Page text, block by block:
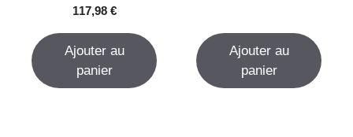
s
5
117,98 €
Ajouter au
panier
Ajouter au
panier